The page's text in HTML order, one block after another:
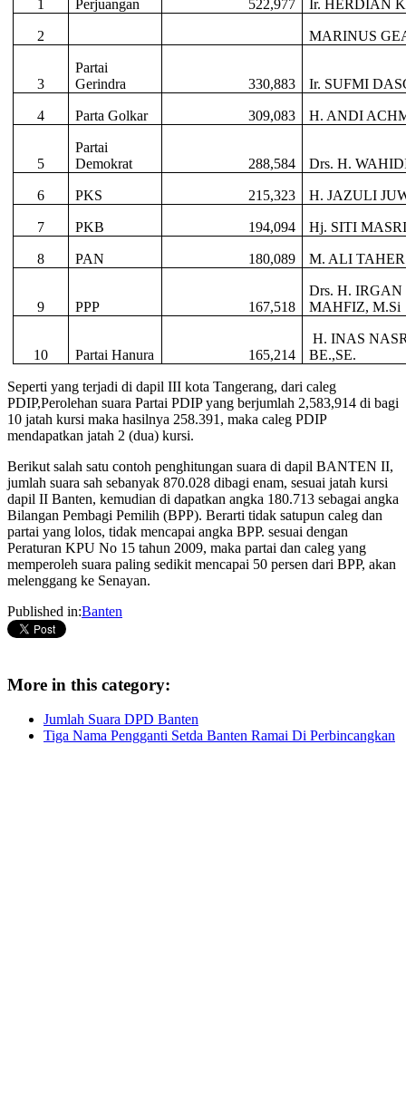
1
Perjuangan
522,977 Ir. HERDIAN
2 MARINUS
3
Partai
Gerindra
330,883 Ir. SUFMI
4 Parta Golkar 309,083 H. ANDI
5
Partai
Demokrat
288,584 Drs. H.
6 PKS 215,323 H. JAZULI
7 PKB 194,094 Hj. SITI
8 PAN 180,089 M. ALI TAHER
9 PPP 167,518
Drs. H.
MAHFIZ, M.Si
10 Partai Hanura 165,214
H. INAS
BE.,SE.
Seperti yang terjadi di dapil III kota Tangerang, dari caleg
PDIP,Perolehan suara Partai PDIP yang berjumlah 2,583,914 di bagi
10 jatah kursi maka hasilnya 258.391, maka caleg PDIP
mendapatkan jatah 2 (dua) kursi.
Berikut salah satu contoh penghitungan suara di dapil BANTEN II,
jumlah suara sah sebanyak 870.028 dibagi enam, sesuai jatah kursi
dapil II Banten, kemudian di dapatkan angka 180.713 sebagai angka
Bilangan Pembagi Pemilih (BPP). Berarti tidak satupun caleg dan
partai yang lolos, tidak mencapai angka BPP. sesuai dengan
Peraturan KPU No 15 tahun 2009, maka partai dan caleg yang
memperoleh suara paling sedikit mencapai 50 persen dari BPP, akan
melenggang ke Senayan.
Published in:Banten
More in this category:
Jumlah Suara DPD Banten
Tiga Nama Pengganti Setda Banten Ramai Di Perbincangkan